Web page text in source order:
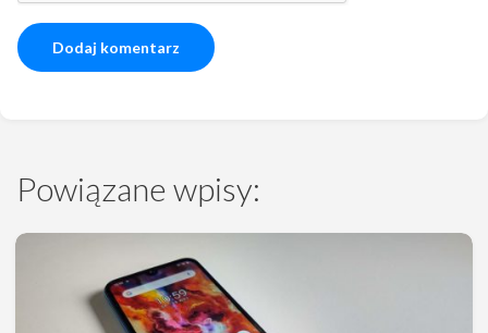
Powiązane wpisy: